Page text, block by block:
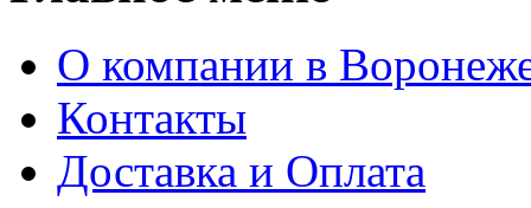
О компании в
Контакты
Доставка и Оплата